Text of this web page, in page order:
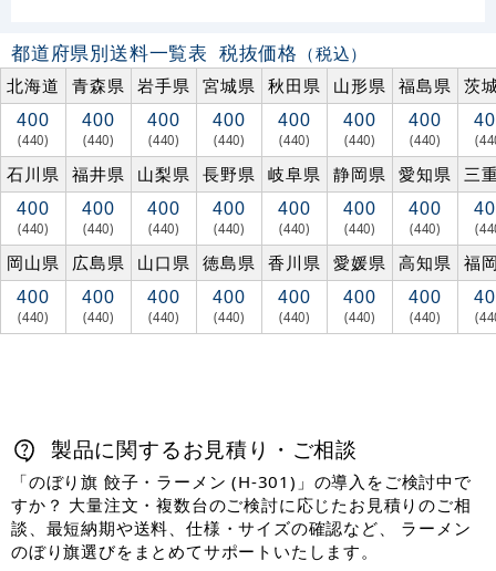
都道府県別送料一覧表 税抜価格 （税込）
北海道
青森県 岩手県 宮城県 秋田県 山形県 福島県 茨
400
(440)
400
(440)
400
(440)
400
(440)
400
(440)
400
(440)
400
(440)
石川県 福井県 山梨県 長野県 岐阜県 静岡県 愛知県 三
400
(440)
400
(440)
400
(440)
400
(440)
400
(440)
400
(440)
400
(440)
岡山県 広島県 山口県 徳島県 香川県 愛媛県 高知県 福
400
(440)
400
(440)
400
(440)
400
(440)
400
(440)
400
(440)
400
(440)
製品に関するお見積り・ご相談
「のぼり旗 餃子・ラーメン (H-301)」の導入をご検討中で
すか？ 大量注文・複数台のご検討に応じたお見積りのご相
談、最短納期や送料、仕様・サイズの確認など、 ラーメン
のぼり旗選びをまとめてサポートいたします。